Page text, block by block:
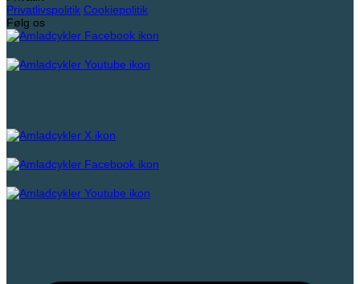
Privatlivspolitik Cookiepolitik
Følg os